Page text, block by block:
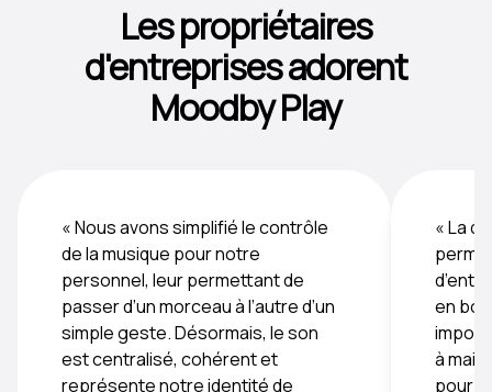
Les propriétaires
d'entreprises adorent
Moodby Play
« Nous avons simplifié le contrôle
de la musique pour notre
personnel, leur permettant de
passer d’un morceau à l’autre d’un
simple geste. Désormais, le son
est centralisé, cohérent et
représente notre identité de
« La
en
à
pour